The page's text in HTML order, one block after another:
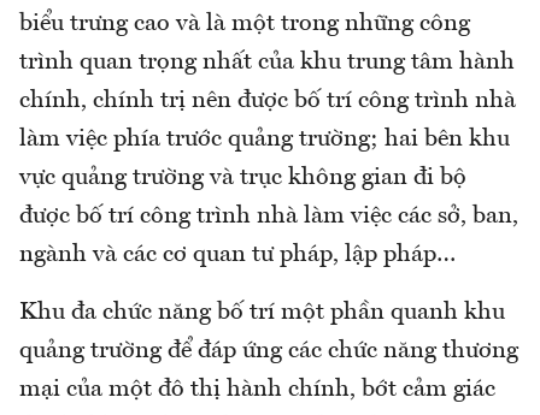
biểu trưng cao và là một trong những công
trình quan trọng nhất của khu trung tâm hành
chính, chính trị nên được bố trí công trình nhà
làm việc phía trước quảng trường; hai bên khu
vực quảng trường và trục không gian đi bộ
được bố trí công trình nhà làm việc các sở, ban,
ngành và các cơ quan tư pháp, lập pháp…
Khu đa chức năng bố trí một phần quanh khu
quảng trường để đáp ứng các chức năng thương
mại của một đô thị hành chính, bớt cảm giác